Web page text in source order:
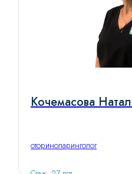
Кочемасова
оториноларинголог